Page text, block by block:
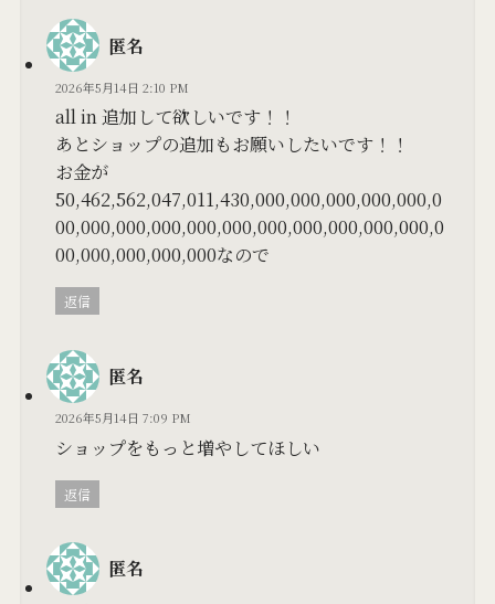
匿名
2026年5月14日 2:10 PM
all in 追加して欲しいです！！
あとショップの追加もお願いしたいです！！
お金が
50,462,562,047,011,430,000,000,000,000,000,0
00,000,000,000,000,000,000,000,000,000,000,0
00,000,000,000,000なので
返信
匿名
2026年5月14日 7:09 PM
ショップをもっと増やしてほしい
返信
匿名